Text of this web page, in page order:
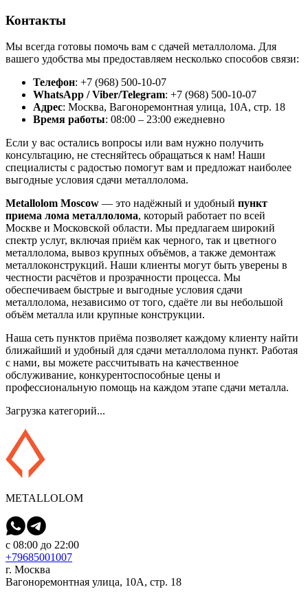
Контакты
Мы всегда готовы помочь вам с сдачей металлолома. Для
вашего удобства мы предоставляем несколько способов связи:
Телефон: +7 (968) 500-10-07
WhatsApp / Viber/Telegram: +7 (968) 500-10-07
Адрес: Москва, Вагоноремонтная улица, 10А, стр. 18
Время работы: 08:00 – 23:00 ежедневно
Если у вас остались вопросы или вам нужно получить
консультацию, не стесняйтесь обращаться к нам! Наши
специалисты с радостью помогут вам и предложат наиболее
выгодные условия сдачи металлолома.
Metallolom Moscow — это надёжный и удобный пункт
приема лома металлолома, который работает по всей
Москве и Московской области. Мы предлагаем широкий
спектр услуг, включая приём как черного, так и цветного
металлолома, вывоз крупных объёмов, а также демонтаж
металлоконструкций. Наши клиенты могут быть уверены в
честности расчётов и прозрачности процесса. Мы
обеспечиваем быстрые и выгодные условия сдачи
металлолома, независимо от того, сдаёте ли вы небольшой
объём металла или крупные конструкции.
Наша сеть пунктов приёма позволяет каждому клиенту найти
ближайший и удобный для сдачи металлолома пункт. Работая
с нами, вы можете рассчитывать на качественное
обслуживание, конкурентоспособные цены и
профессиональную помощь на каждом этапе сдачи металла.
Загрузка категорий...
METALLOLOM
с 08:00 до 22:00
+79685001007
г. Москва
Вагоноремонтная улица, 10А, стр. 18